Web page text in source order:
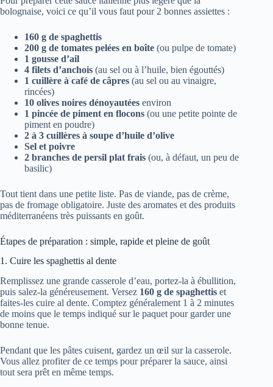
bolognaise, voici ce qu’il vous faut pour 2 bonnes assiettes :
160 g de spaghettis
200 g de tomates pelées en boîte (ou pulpe de tomate)
1 gousse d’ail
4 filets d’anchois (au sel ou à l’huile, bien égouttés)
1 cuillère à café de câpres (au sel ou au vinaigre,
rincées)
10 olives noires dénoyautées environ
1 pincée de piment en flocons (ou une petite pointe de
piment en poudre)
2 à 3 cuillères à soupe d’huile d’olive
Sel et poivre
2 branches de persil plat frais (ou, à défaut, un peu de
basilic)
Tout tient dans une petite liste. Pas de viande, pas de crème,
pas de fromage obligatoire. Juste des aromates et des produits
méditerranéens très puissants en goût.
Étapes de préparation : simple, rapide et pleine de goût
1. Cuire les spaghettis al dente
Remplissez une grande casserole d’eau, portez-la à ébullition,
puis salez-la généreusement. Versez 160 g de spaghettis et
faites-les cuire al dente. Comptez généralement 1 à 2 minutes
de moins que le temps indiqué sur le paquet pour garder une
bonne tenue.
Pendant que les pâtes cuisent, gardez un œil sur la casserole.
Vous allez profiter de ce temps pour préparer la sauce, ainsi
tout sera prêt en même temps.